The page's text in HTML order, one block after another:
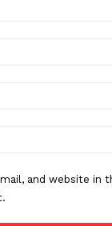
and website in